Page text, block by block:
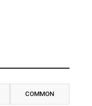
COMMON